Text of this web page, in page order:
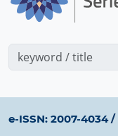
e-ISSN: 2007-4034/